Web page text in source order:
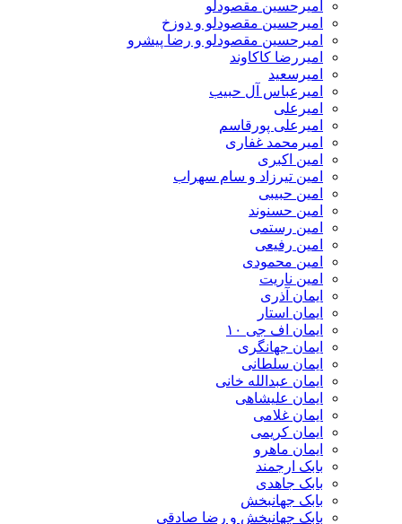
امیرحسین مقصودلو
امیرحسین مقصودلو و دوزخ
امیرحسین مقصودلو و رضا پیشرو
امیررضا کاکاوند
امیرسعید
امیرعباس آل حبیب
امیرعلی
امیرعلی پورقاسم
امیرمحمد غفاری
امین اکبری
امین تیرزاد و سام سهراب
امین حبیبی
امین حسنوند
امین رستمی
امین رفیعی
امین محمودی
امین ناریت
ایمان آذری
ایمان استار
ایمان اف جی ۱۰
ایمان جهانگری
ایمان سلطانی
ایمان عبدالله خانی
ایمان علیشاهی
ایمان غلامی
ایمان کریمی
ایمان ماهرو
بابک ارجمند
بابک جاهدی
بابک جهانبخش
بابک جهانبخش و رضا صادقی